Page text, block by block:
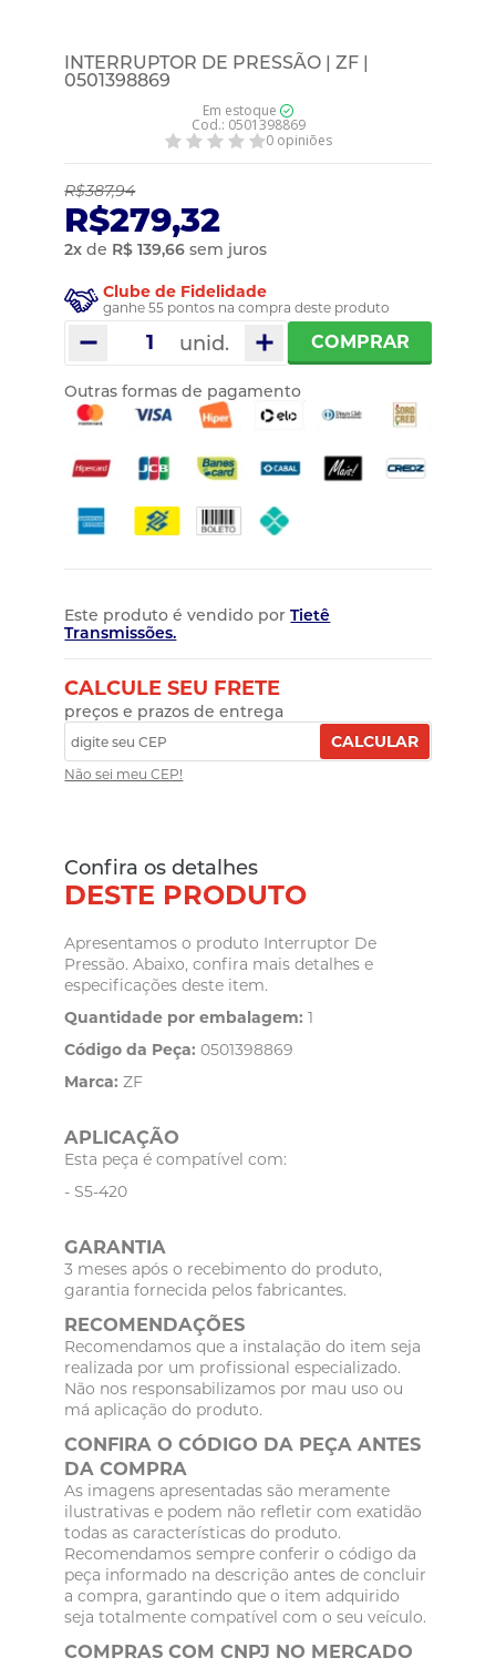
INTERRUPTOR DE PRESSÃO | ZF |
0501398869
Em estoque
Cod.: 0501398869
0 opiniões
R$387,94
R$279,32
2x de R$ 139,66 sem juros
Clube de Fidelidade
ganhe 55 pontos na compra deste produto
unid. COMPRAR
Outras formas de pagamento
Este produto é vendido porTietê
Transmissões.
CALCULE SEU FRETE
preços e prazos de entrega
CALCULAR
Não sei meu CEP!
Confira os detalhes
DESTE PRODUTO
Apresentamos o produto Interruptor De
Pressão. Abaixo, confira mais detalhes e
especificações deste item.
Quantidade por embalagem: 1
Código da Peça: 0501398869
Marca: ZF
APLICAÇÃO
Esta peça é compatível com:
- S5-420
GARANTIA
3 meses após o recebimento do produto,
garantia fornecida pelos fabricantes.
RECOMENDAÇÕES
Recomendamos que a instalação do item seja
realizada por um profissional especializado.
Não nos responsabilizamos por mau uso ou
má aplicação do produto.
CONFIRA O CÓDIGO DA PEÇA ANTES
DA COMPRA
As imagens apresentadas são meramente
ilustrativas e podem não refletir com exatidão
todas as características do produto.
Recomendamos sempre conferir o código da
peça informado na descrição antes de concluir
a compra, garantindo que o item adquirido
seja totalmente compatível com o seu veículo.
COMPRAS COM CNPJ NO MERCADO